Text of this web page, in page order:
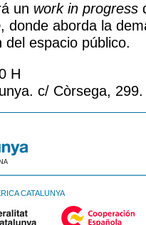
un work in progress
, donde aborda la
espacio público.
H
c/ Còrsega,
CATALUNYA